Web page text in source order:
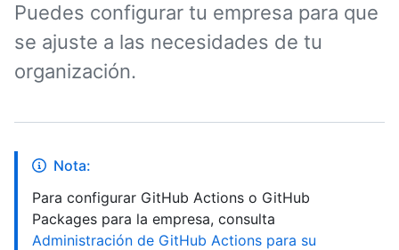
Puedes configurar tu empresa para que
se ajuste a las necesidades de tu
organización.
Nota:
Para configurar GitHub Actions o GitHub
Packages para la empresa, consulta
Administración de GitHub Actions para su